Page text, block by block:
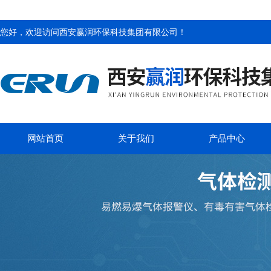
您好，欢迎访问西安赢润环保科技集团有限公司 ！
网站首页 关于我们 产品中心